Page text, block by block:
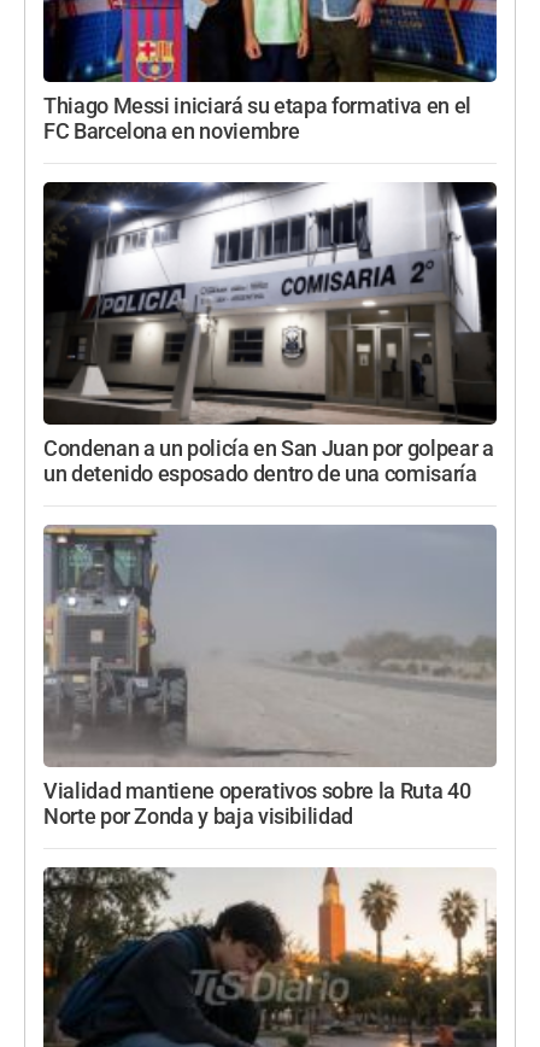
Thiago Messi iniciará su etapa formativa en el
FC Barcelona en noviembre
Condenan a un policía en San Juan por golpear a
un detenido esposado dentro de una comisaría
Vialidad mantiene operativos sobre la Ruta 40
Norte por Zonda y baja visibilidad